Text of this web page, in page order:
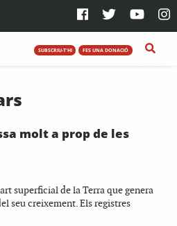
SUBSCRIU-T'HI FES UNA DONACIÓ
molt a prop de les
superficial de la Terra que genera
seu creixement. Els registres